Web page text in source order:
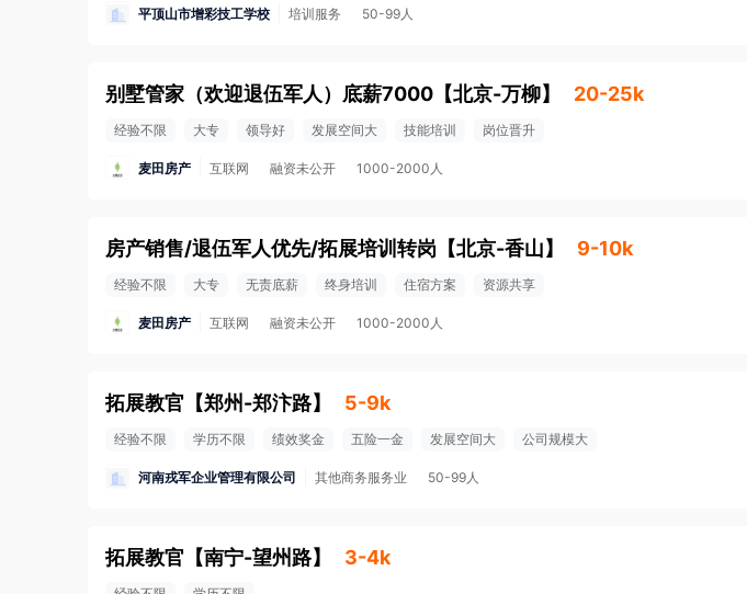
平顶山市增彩技工学校 培训服务 50-99人
别墅管家（欢迎退伍军人）底薪7000 【北京-万柳】 20-25k
经验不限 大专 领导好 发展空间大 技能培训 岗位晋升
麦田房产 互联网 融资未公开 1000-2000人
房产销售/退伍军人优先/拓展培训转岗 【北京-香山】 9-10k
经验不限 大专 无责底薪 终身培训 住宿方案 资源共享
麦田房产 互联网 融资未公开 1000-2000人
拓展教官 【郑州-郑汴路】 5-9k
经验不限 学历不限 绩效奖金 五险一金 发展空间大 公司规模大
河南戎军企业管理有限公司 其他商务服务业 50-99人
拓展教官 【南宁-望州路】 3-4k